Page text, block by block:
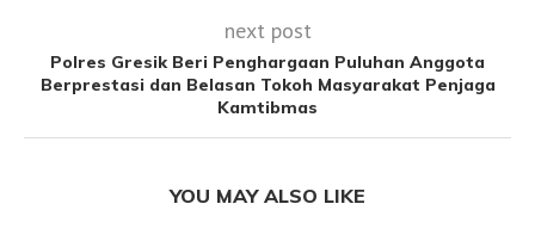
next post
Polres Gresik Beri Penghargaan Puluhan Anggota
Berprestasi dan Belasan Tokoh Masyarakat Penjaga
Kamtibmas
YOU MAY ALSO LIKE